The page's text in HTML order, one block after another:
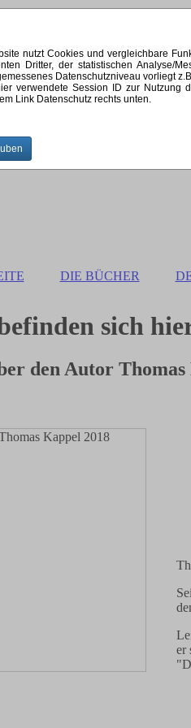
nutzt Cookies und vergleichbare
Dritter, der statistischen
Datenschutzniveau vorliegt
verwendete Session ID zur
Link Datenschutz rechts unten.
DIE BÜCHER
sich
den Autor Thomas
er